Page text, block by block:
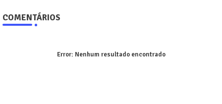
COMENTÁRIOS
Error: Nenhum resultado encontrado